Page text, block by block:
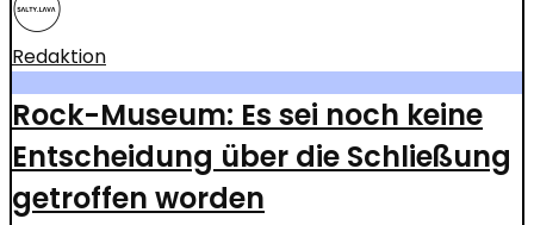
Redaktion
Rock-Museum: Es sei noch keine
Entscheidung über die Schließung
getroffen worden